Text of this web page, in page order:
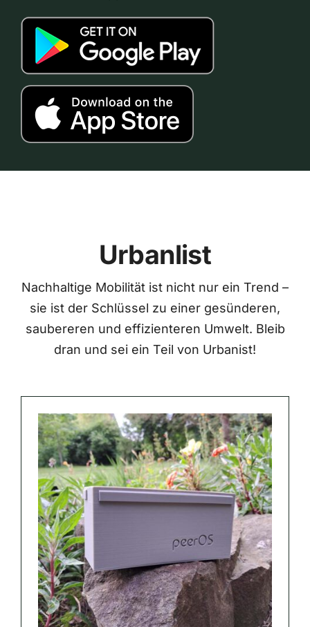
Urbanlist
Nachhaltige Mobilität ist nicht nur ein Trend –
sie ist der Schlüssel zu einer gesünderen,
saubereren und effizienteren Umwelt. Bleib
dran und sei ein Teil von Urbanist!